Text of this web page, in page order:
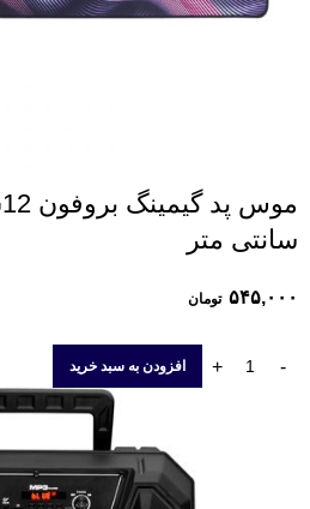
سانتی متر
۵۴۵,۰۰۰ تومان
افزودن به سبد خرید